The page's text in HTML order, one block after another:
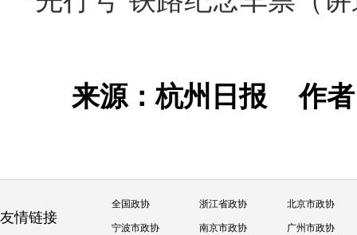
来源：​杭州日报作
友情链接
全国政协 浙江省政协 北京市政协
宁波市政协 南京市政协 广州市政协